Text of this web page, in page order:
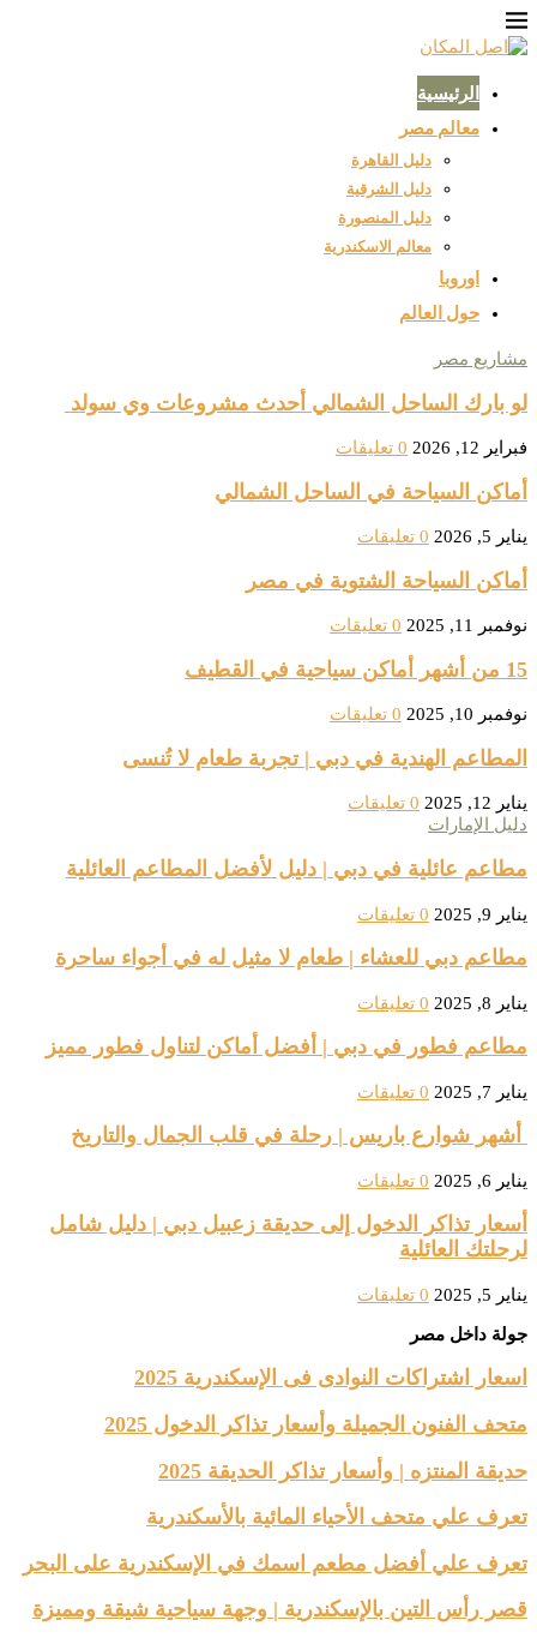
الرئيسية
معالم مصر
دليل القاهرة
دليل الشرقية
دليل المنصورة
معالم الاسكندرية
اوروبا
حول العالم
مشاريع مصر
لو بارك الساحل الشمالي أحدث مشروعات وي سولد
فبراير 12, 2026 0 تعليقات
أماكن السياحة في الساحل الشمالي
يناير 5, 2026 0 تعليقات
أماكن السياحة الشتوية في مصر
نوفمبر 11, 2025 0 تعليقات
15 من أشهر أماكن سياحية في القطيف
نوفمبر 10, 2025 0 تعليقات
المطاعم الهندية في دبي | تجربة طعام لا تُنسى
يناير 12, 2025
0 تعليقات
دليل الإمارات
مطاعم عائلية في دبي | دليل لأفضل المطاعم العائلية
يناير 9, 2025 0 تعليقات
مطاعم دبي للعشاء | طعام لا مثيل له في أجواء ساحرة
يناير 8, 2025 0 تعليقات
مطاعم فطور في دبي | أفضل أماكن لتناول فطور مميز
يناير 7, 2025 0 تعليقات
أشهر شوارع باريس | رحلة في قلب الجمال والتاريخ
يناير 6, 2025 0 تعليقات
أسعار تذاكر الدخول إلى حديقة زعبيل دبي | دليل شامل
لرحلتك العائلية
يناير 5, 2025 0 تعليقات
جولة داخل مصر
اسعار اشتراكات النوادى فى الإسكندرية 2025
متحف الفنون الجميلة وأسعار تذاكر الدخول 2025
حديقة المنتزه | وأسعار تذاكر الحديقة 2025
تعرف علي متحف الأحياء المائية بالأسكندرية
تعرف علي أفضل مطعم اسمك في الإسكندرية على البحر
قصر رأس التين بالإسكندرية | وجهة سياحية شيقة ومميزة